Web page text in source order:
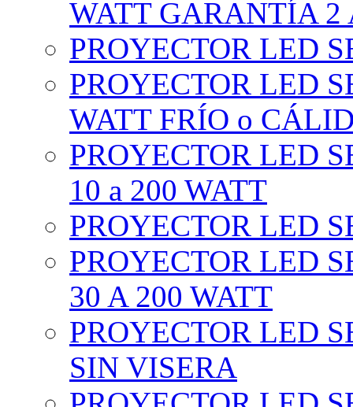
WATT GARANTÍA 2
PROYECTOR LED
PROYECTOR LED
WATT FRÍO o
PROYECTOR LED
10 a 200 WATT
PROYECTOR LED
PROYECTOR LED
30 A 200 WATT
PROYECTOR LED
SIN VISERA